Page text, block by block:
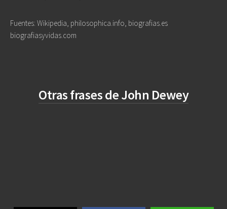
Fuentes: Wikipedia, philosophica.info, biografias.es
biografiasyvidas.com
Otras frases de John Dewey